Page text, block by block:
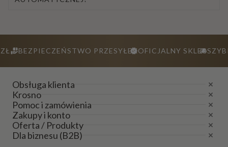
BEZPIECZEŃSTWO PRZESYŁEKOFICJALNY SKLEP
Obsługa klienta
Krosno
Pomoc i zamówienia
Zakupy i konto
Oferta / Produkty
Dla biznesu (B2B)